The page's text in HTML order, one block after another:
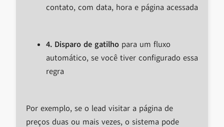
contato, com data, hora e página acessada
4. Disparo de gatilho para um fluxo
automático, se você tiver configurado essa
regra
Por exemplo, se o lead visitar a página de
preços duas ou mais vezes, o sistema pode